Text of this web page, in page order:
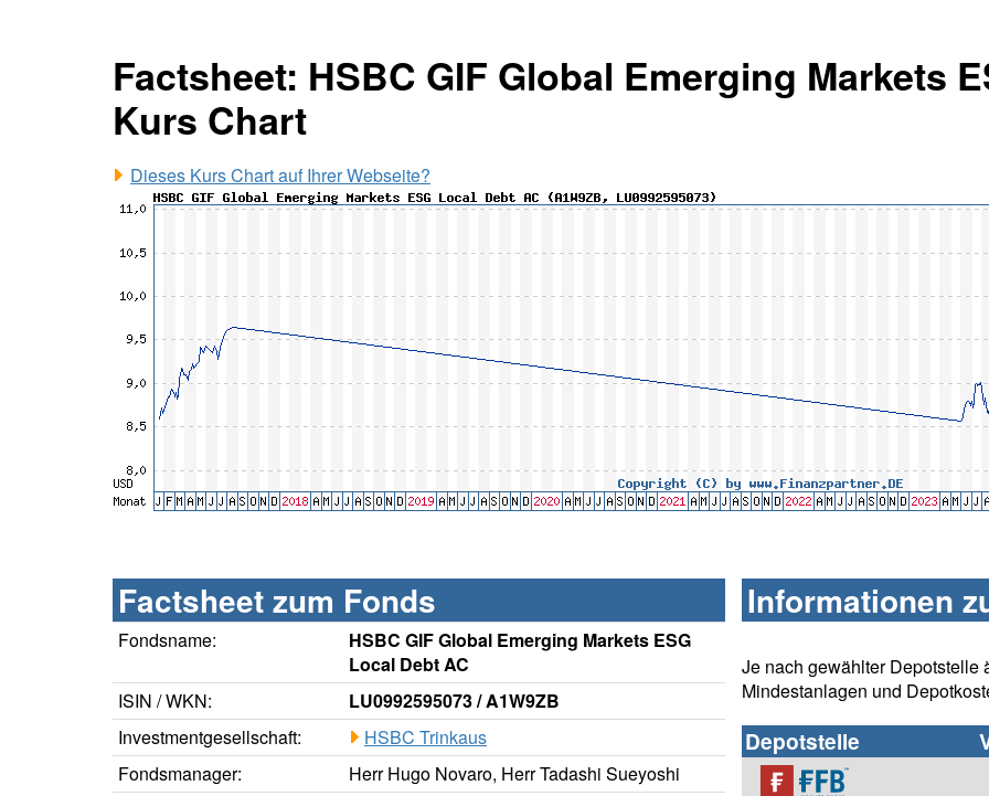
Factsheet: HSBC GIF Global Emerging Markets
Kurs Chart
Dieses Kurs Chart auf Ihrer Webseite?
Factsheet zum Fonds
Fondsname:
HSBC GIF Global Emerging Markets ESG
Local Debt AC
ISIN / WKN:
LU0992595073 / A1W9ZB
Investmentgesellschaft:
HSBC Trinkaus
Fondsmanager:
Herr Hugo Novaro, Herr Tadashi Sueyoshi
Informationen
Je nach gewählter Depotstelle
Mindestanlagen und
Depotstelle